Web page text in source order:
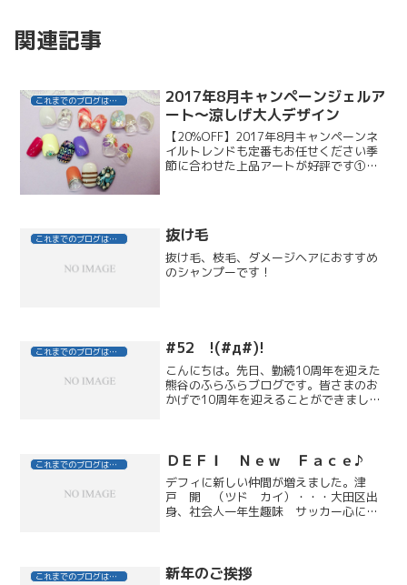
関連記事
これまでのブログはこちら
2017年8月キャンペーンジェルア
ート～涼しげ大人デザイン
【20%OFF】2017年8月キャンペーンネ
イルトレンドも定番もお任せください季
節に合わせた上品アートが好評です①ホ
シェルとシルバ...
これまでのブログはこちら 抜け毛
抜け毛、枝毛、ダメージヘアにおすすめ
のシャンプーです！
これまでのブログはこちら #52 !(#д#)!
こんにちは。先日、勤続10周年を迎えた
熊谷のふらふらブログです。皆さまのお
かげで10周年を迎えることができまし
ふらふら...。六本木の...
これまでのブログはこちら ＤＥＦＩ Ｎｅｗ Ｆａｃｅ♪
デフィに新しい仲間が増えました。津
戸 開 （ツド カイ）・・・大田区出
身、社会人一年生趣味 サッカー心に残
一杯の「あ...
これまでのブログはこちら 新年のご挨拶